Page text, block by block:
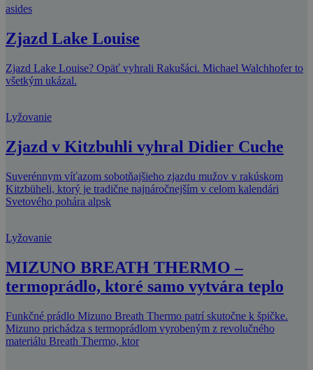
asides
Zjazd Lake Louise
Zjazd Lake Louise? Opäť vyhrali Rakušáci. Michael Walchhofer to
všetkým ukázal.
Lyžovanie
Zjazd v Kitzbuhli vyhral Didier Cuche
Suverénnym víťazom sobotňajšieho zjazdu mužov v rakúskom
Kitzbüheli, ktorý je tradične najnáročnejším v celom kalendári
Svetového pohára alpsk
Lyžovanie
MIZUNO BREATH THERMO –
termoprádlo, ktoré samo vytvára teplo
Funkčné prádlo Mizuno Breath Thermo patrí skutočne k špičke.
Mizuno prichádza s termoprádlom vyrobeným z revolučného
materiálu Breath Thermo, ktor